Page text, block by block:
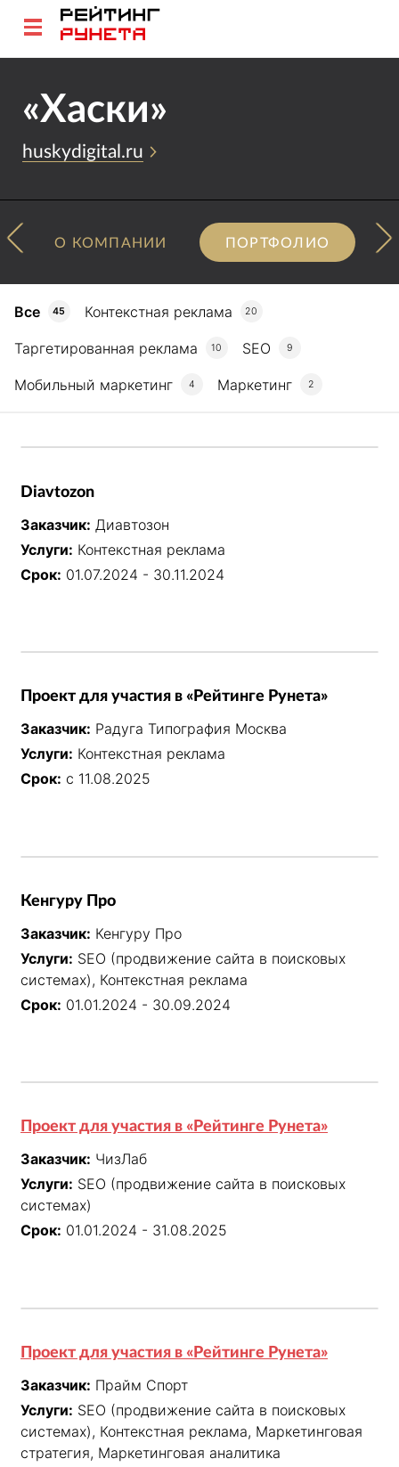
«Хаски»
huskydigital.ru
О КОМПАНИИ ПОРТФОЛИО
Все 45 Контекстная реклама 20
Таргетированная реклама 10 SEO 9
Мобильный маркетинг 4 Маркетинг 2
Diavtozon
Заказчик: Диавтозон
Услуги: Контекстная реклама
Срок: 01.07.2024 - 30.11.2024
Проект для участия в «Рейтинге Рунета»
Заказчик: Радуга Типография Москва
Услуги: Контекстная реклама
Срок: с 11.08.2025
Кенгуру Про
Заказчик: Кенгуру Про
Услуги: SEO (продвижение сайта в поисковых
системах), Контекстная реклама
Срок: 01.01.2024 - 30.09.2024
Проект для участия в «Рейтинге Рунета»
Заказчик: ЧизЛаб
Услуги: SEO (продвижение сайта в поисковых
системах)
Срок: 01.01.2024 - 31.08.2025
Проект для участия в «Рейтинге Рунета»
Заказчик: Прайм Спорт
Услуги: SEO (продвижение сайта в поисковых
системах), Контекстная реклама, Маркетинговая
стратегия, Маркетинговая аналитика